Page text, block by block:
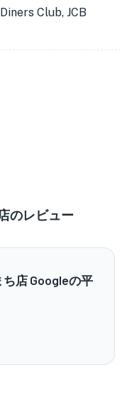
Club, JCB
のレビュー
店 Googleの平